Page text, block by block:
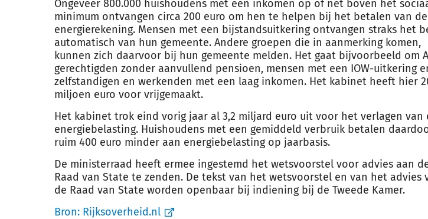
Ongeveer 800.000 huishoudens met een inkomen op of net boven het
minimum ontvangen circa 200 euro om hen te helpen bij het betalen van de
energierekening. Mensen met een bijstandsuitkering ontvangen straks het
automatisch van hun gemeente. Andere groepen die in aanmerking komen,
kunnen zich daarvoor bij hun gemeente melden. Het gaat bijvoorbeeld om
gerechtigden zonder aanvullend pensioen, mensen met een IOW-uitkering
zelfstandigen en werkenden met een laag inkomen. Het kabinet heeft hier
miljoen euro voor vrijgemaakt.
Het kabinet trok eind vorig jaar al 3,2 miljard euro uit voor het verlagen van
energiebelasting. Huishoudens met een gemiddeld verbruik betalen
ruim 400 euro minder aan energiebelasting op jaarbasis.
De ministerraad heeft ermee ingestemd het wetsvoorstel voor advies aan
Raad van State te zenden. De tekst van het wetsvoorstel en van het advies
de Raad van State worden openbaar bij indiening bij de Tweede Kamer.
Bron: Rijksoverheid.nl